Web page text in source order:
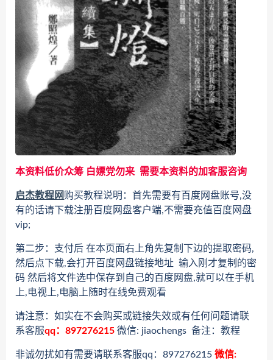
本资料低价众筹 白嫖党勿来 需要本资料的加客服咨询
启杰教程网购买教程说明：首先需要有百度网盘账号,没
有的话请下载注册百度网盘客户端,不需要充值百度网盘
vip;
第二步：支付后 在本页面右上角先复制下边的提取密码,
然后点下载,会打开百度网盘链接地址 输入刚才复制的密
码 然后将文件选中保存到自己的百度网盘,就可以在手机
上,电视上,电脑上随时在线免费观看
请注意：如实在不会购买或链接失效或有任何问题请联
系客服qq：897276215 微信: jiaochengs 备注：教程
非诚勿扰如有需要请联系客服qq：897276215 微信: